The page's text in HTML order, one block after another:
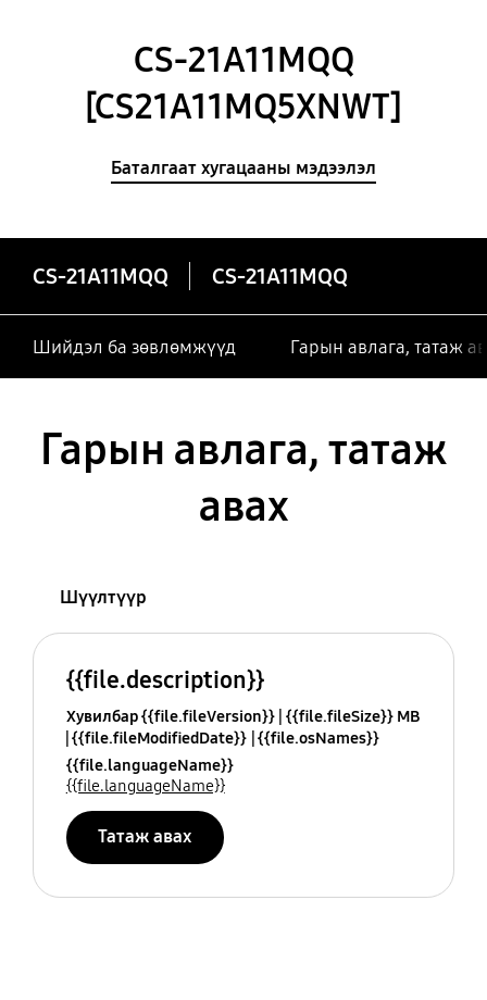
CS-21A11MQQ
[CS21A11MQ5XNWT]
Баталгаат хугацааны мэдээлэл
CS-21A11MQQ CS-21A11MQQ
Шийдэл ба зөвлөмжүүд Гарын авлага, татаж
Гарын авлага, татаж
авах
Шүүлтүүр
{{file.description}}
Хувилбар {{file.fileVersion}} {{file.fileSize}} MB
{{file.fileModifiedDate}} {{file.osNames}}
{{file.languageName}}
{{file.languageName}}
Татаж авах